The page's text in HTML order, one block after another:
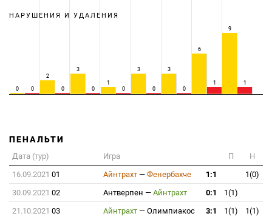
НАРУШЕНИЯ И УДАЛЕНИЯ
0 0
2
0
3
0
1
0
3
0
3
0
6
1
9
1
ПЕНАЛЬТИ
Дата (тур) Игра П
Н
16.09.2021 01 Айнтрахт — Фенербахче 1:1
1(0)
30.09.2021 02 Антверпен — Айнтрахт 0:1
1(1)
21.10.2021 03 Айнтрахт — Олимпиакос 3:1 1(1)
1(1)